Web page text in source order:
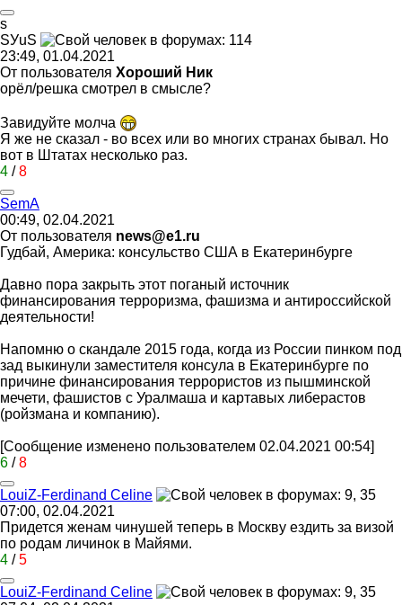
s
SУuS
23:49, 01.04.2021
От пользователя Хороший Ник
орёл/решка смотрел в смысле?
Завидуйте молча
Я же не сказал - во всех или во многих странах бывал. Но
вот в Штатах несколько раз.
4 /8
SеmА
00:49, 02.04.2021
От пользователя news@e1.ru
Гудбай, Америка: консульство США в Екатеринбурге
Давно пора закрыть этот поганый источник
финансирования терроризма, фашизма и антироссийской
деятельности!
Напомню о скандале 2015 года, когда из России пинком под
зад выкинули заместителя консула в Екатеринбурге по
причине финансирования террористов из пышминской
мечети, фашистов с Уралмаша и картавых либерастов
(ройзмана и компанию).
[Сообщение изменено пользователем 02.04.2021 00:54]
6 /8
LouiZ-Ferdinand Celine
07:00, 02.04.2021
Придется женам чинушей теперь в Москву ездить за визой
по родам личинок в Майями.
4 /5
LouiZ-Ferdinand Celine